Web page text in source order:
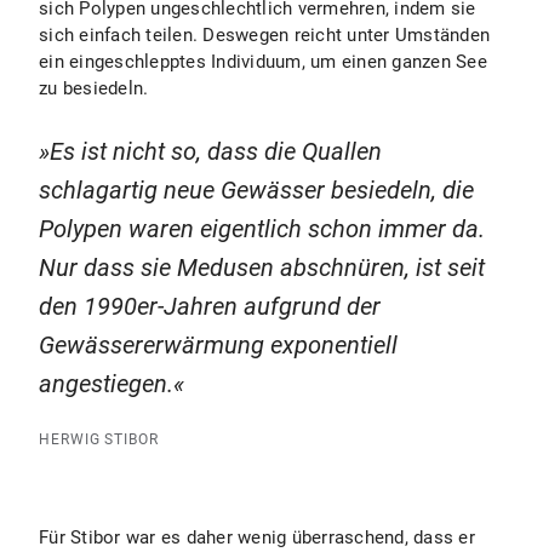
sich Polypen ungeschlechtlich vermehren, indem sie
sich einfach teilen. Deswegen reicht unter Umständen
ein eingeschlepptes Individuum, um einen ganzen See
zu besiedeln.
Es ist nicht so, dass die Quallen
schlagartig neue Gewässer besiedeln, die
Polypen waren eigentlich schon immer da.
Nur dass sie Medusen abschnüren, ist seit
den 1990er-Jahren aufgrund der
Gewässererwärmung exponentiell
angestiegen.
HERWIG STIBOR
Für Stibor war es daher wenig überraschend, dass er